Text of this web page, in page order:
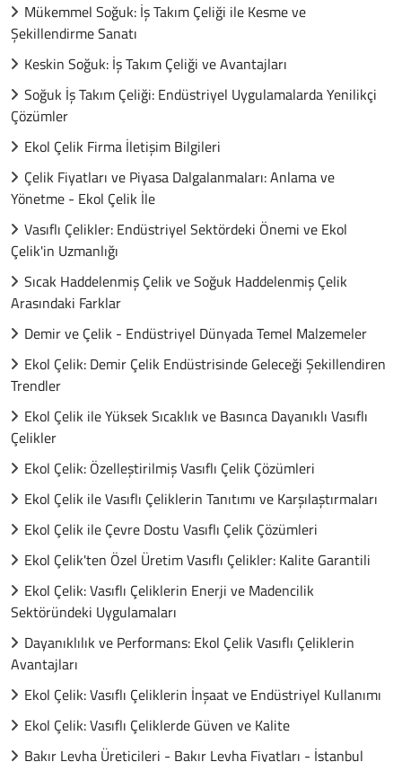
Mükemmel Soğuk: İş Takım Çeliği ile Kesme ve
Şekillendirme Sanatı
Keskin Soğuk: İş Takım Çeliği ve Avantajları
Soğuk İş Takım Çeliği: Endüstriyel Uygulamalarda Yenilikçi
Çözümler
Ekol Çelik Firma İletişim Bilgileri
Çelik Fiyatları ve Piyasa Dalgalanmaları: Anlama ve
Yönetme - Ekol Çelik İle
Vasıflı Çelikler: Endüstriyel Sektördeki Önemi ve Ekol
Çelik'in Uzmanlığı
Sıcak Haddelenmiş Çelik ve Soğuk Haddelenmiş Çelik
Arasındaki Farklar
Demir ve Çelik - Endüstriyel Dünyada Temel Malzemeler
Ekol Çelik: Demir Çelik Endüstrisinde Geleceği Şekillendiren
Trendler
Ekol Çelik ile Yüksek Sıcaklık ve Basınca Dayanıklı Vasıflı
Çelikler
Ekol Çelik: Özelleştirilmiş Vasıflı Çelik Çözümleri
Ekol Çelik ile Vasıflı Çeliklerin Tanıtımı ve Karşılaştırmaları
Ekol Çelik ile Çevre Dostu Vasıflı Çelik Çözümleri
Ekol Çelik'ten Özel Üretim Vasıflı Çelikler: Kalite Garantili
Ekol Çelik: Vasıflı Çeliklerin Enerji ve Madencilik
Sektöründeki Uygulamaları
Dayanıklılık ve Performans: Ekol Çelik Vasıflı Çeliklerin
Avantajları
Ekol Çelik: Vasıflı Çeliklerin İnşaat ve Endüstriyel Kullanımı
Ekol Çelik: Vasıflı Çeliklerde Güven ve Kalite
Bakır Levha Üreticileri - Bakır Levha Fiyatları - İstanbul